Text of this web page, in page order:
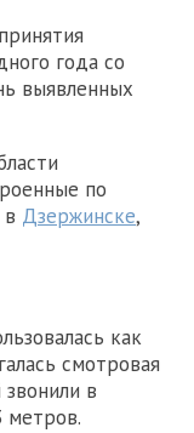
года со
выявленных
по
Дзержинске,
как
смотровая
в
метров.